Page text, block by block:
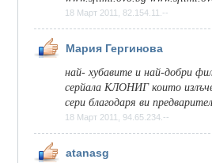
18 Март 2011, 82.154.11.--
Мария Гергинова
най- хубавите и най-добри
серйала КЛОНИГ които
сери благодаря ви
18 Март 2011, 94.65.234.--
atanasg